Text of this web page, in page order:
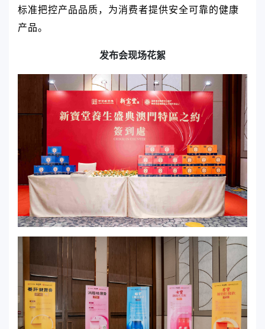
标准把控产品品质，为消费者提供安全可靠的健康
产品。
发布会现场花絮